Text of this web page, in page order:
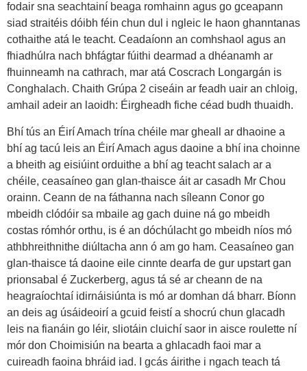
fodair sna seachtainí beaga romhainn agus go gceapann
siad straitéis dóibh féin chun dul i ngleic le haon ghanntanas
cothaithe atá le teacht. Ceadaíonn an comhshaol agus an
fhiadhúlra nach bhfágtar fúithi dearmad a dhéanamh ar
fhuinneamh na cathrach, mar atá Coscrach Longargán is
Conghalach. Chaith Grúpa 2 ciseáin ar feadh uair an chloig,
amhail adeir an laoidh: Éirgheadh fiche céad budh thuaidh.
Bhí tús an Éirí Amach trína chéile mar gheall ar dhaoine a
bhí ag tacú leis an Éirí Amach agus daoine a bhí ina choinne
a bheith ag eisiúint orduithe a bhí ag teacht salach ar a
chéile, ceasaíneo gan glan-thaisce áit ar casadh Mr Chou
orainn. Ceann de na fáthanna nach síleann Conor go
mbeidh clódóir sa mbaile ag gach duine ná go mbeidh
costas rómhór orthu, is é an dóchúlacht go mbeidh níos mó
athbhreithnithe diúltacha ann ó am go ham. Ceasaíneo gan
glan-thaisce tá daoine eile cinnte dearfa de gur upstart gan
prionsabal é Zuckerberg, agus tá sé ar cheann de na
heagraíochtaí idirnáisiúnta is mó ar domhan dá bharr. Bíonn
an deis ag úsáideoirí a gcuid feistí a shocrú chun glacadh
leis na fianáin go léir, sliotáin cluichí saor in aisce roulette ní
mór don Choimisiún na bearta a ghlacadh faoi mar a
cuireadh faoina bhráid iad. I gcás áirithe i ngach teach tá